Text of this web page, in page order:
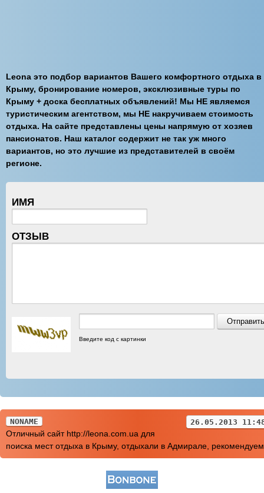
Leona это подбор вариантов Вашего комфортного отдыха в
Крыму, бронирование номеров, эксклюзивные туры по
Крыму + доска бесплатных объявлений! Мы НЕ являемся
туристическим агентством, мы НЕ накручиваем стоимость
отдыха. На сайте представлены цены напрямую от хозяев
пансионатов. Наш каталог содержит не так уж много
вариантов, но это лучшие из представителей в своём
регионе.
ИМЯ
ОТЗЫВ
Введите код с картинки
NONAME 26.05.2013
Отличный сайт http://leona.com.ua для
поиска мест отдыха в Крыму, отдыхали в Адмирале,